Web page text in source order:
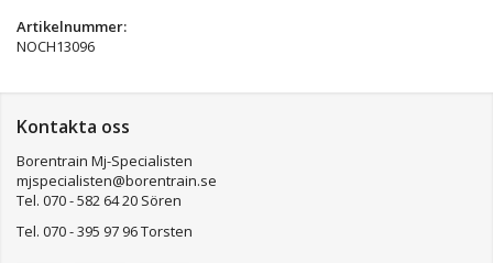
Artikelnummer:
NOCH13096
Kontakta oss
Borentrain Mj-Specialisten
mjspecialisten@borentrain.se
Tel. 070 - 582 64 20 Sören
Tel. 070 - 395 97 96 Torsten